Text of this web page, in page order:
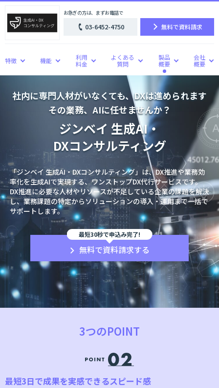
特徴 機能
利用
料金
よくある
質問
製品
概要
会社
概要
お急ぎの方は、まずお電話で
03-6452-4750 無料で資料請求
社内に専門人材がいなくても、DXは進められます
その業務、AIに任せませんか？
ジンベイ 生成AI・
DXコンサルティング
「ジンベイ 生成AI・DXコンサルティング」は、DX推進や業務効
率化を生成AIで実現する、ワンストップDX代行サービスです。
DX推進に必要な人材やリソースが不足している企業の課題を解決
し、業務課題の特定からソリューションの導入・運用まで一括で
サポートします。
最短30秒で申込み完了!
無料で資料請求する
3つのPOINT
最短3日で成果を実感できるスピード感